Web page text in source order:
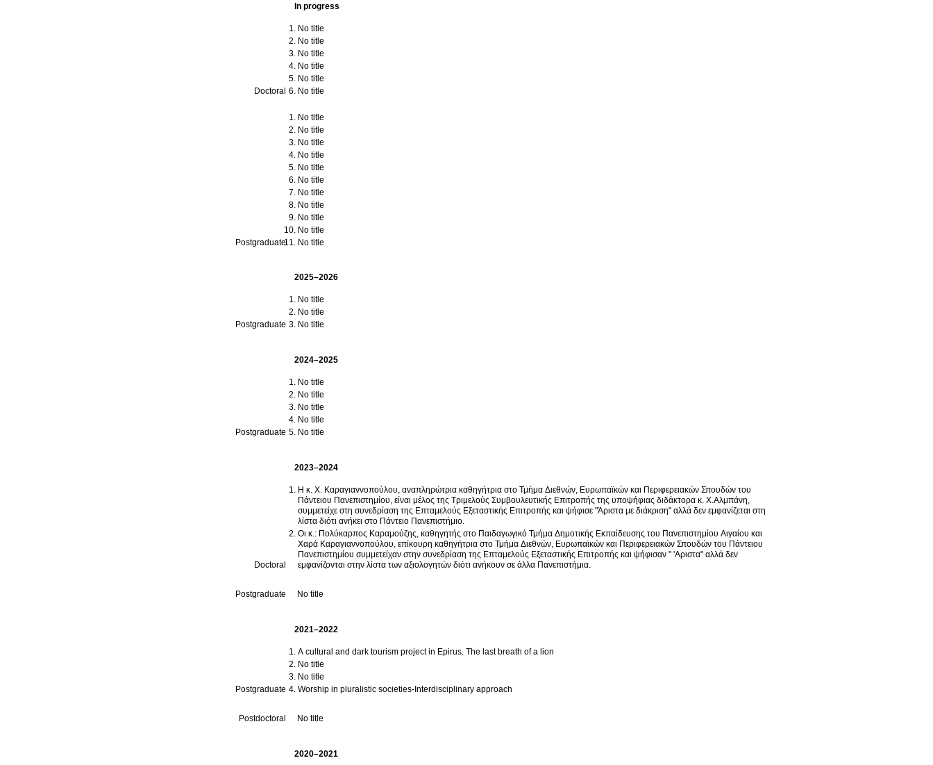
In progress
Doctoral
No title
No title
No title
No title
No title
No title
Postgraduate
No title
No title
No title
No title
No title
No title
No title
No title
No title
No title
No title
2025–2026
Postgraduate
No title
No title
No title
2024–2025
Postgraduate
No title
No title
No title
No title
No title
2023–2024
Doctoral
Η κ. Χ. Καραγιαννοπούλου, αναπληρώτρια καθηγήτρια στο Τμήμα Διεθνών, Ευρωπαϊκών και Περιφερειακών Σπουδών του
Πάντειου Πανεπιστημίου, είναι μέλος της Τριμελούς Συμβουλευτικής Επιτροπής της υποψήφιας διδάκτορα κ. Χ.Αλμπάνη,
συμμετείχε στη συνεδρίαση της Επταμελούς Εξεταστικής Επιτροπής και ψήφισε "Άριστα με διάκριση" αλλά δεν εμφανίζεται στη
λίστα διότι ανήκει στο Πάντειο Πανεπιστήμιο.
Οι κ.: Πολύκαρπος Καραμούζης, καθηγητής στο Παιδαγωγικό Τμήμα Δημοτικής Εκπαίδευσης του Πανεπιστημίου Αιγαίου και
Χαρά Καραγιαννοπούλου, επίκουρη καθηγήτρια στο Τμήμα Διεθνών, Ευρωπαϊκών και Περιφερειακών Σπουδών του Πάντειου
Πανεπιστημίου συμμετείχαν στην συνεδρίαση της Επταμελούς Εξεταστικής Επιτροπής και ψήφισαν " 'Αριστα" αλλά δεν
εμφανίζονται στην λίστα των αξιολογητών διότι ανήκουν σε άλλα Πανεπιστήμια.
Postgraduate No title
2021–2022
Postgraduate
A cultural and dark tourism project in Epirus. The last breath of a lion
No title
No title
Worship in pluralistic societies-Interdisciplinary approach
Postdoctoral No title
2020–2021